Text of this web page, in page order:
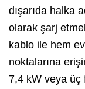
dışarıda halka
olarak şarj
kablo ile hem
noktalarına
7,4 kW veya üç